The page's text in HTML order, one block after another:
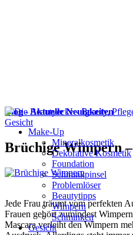
Make-Up
Mineralkosmetik
Dekorative Kosmetik
Foundation
Schminkpinsel
Problemlöser
Beautytipps
Wimpern
Schminken
Gesicht
Blog - Aktuelle Neuigkeiten
Gesicht
Brüchige Wimpern
Jede Frau träumt vom perfekten
Frauen gehört zumindest
Mascara verleiht den Wimpern